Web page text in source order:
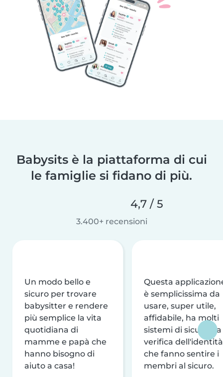
Babysits è la piattaforma di cui
le famiglie si fidano di più.
4,7 / 5
3.400+ recensioni
Un modo bello e
sicuro per trovare
babysitter e rendere
più semplice la vita
quotidiana di
mamme e papà che
hanno bisogno di
aiuto a casa!
Questa
è semplicissima da
usare, super utile,
affidabile, ha molti
sistemi di sicurezza
verifica dell'identità
che fanno sentire i
membri al sicuro.